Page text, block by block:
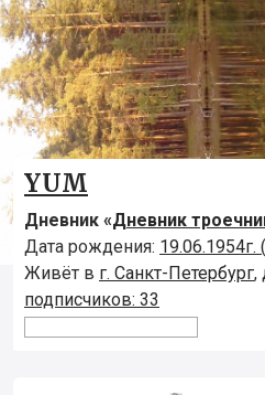
YUM
Дневник «Дневник
Дата рождения: 19.06.1954г.
Живёт в г. Санкт-Петербург,
подписчиков: 33